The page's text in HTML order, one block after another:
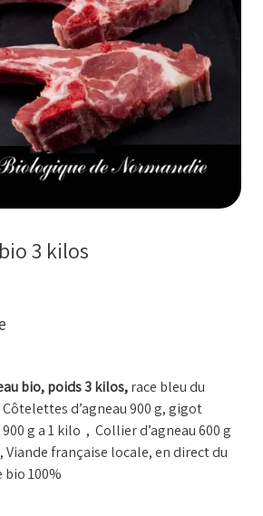
▼
BIO
et OS BIO
▼
à la maison
3 kilos
bio, poids 3 kilos,race bleu du
d’agneau 900 g, gigot
g a 1 kilo , Collier d’agneau 600 g
Viande française locale, en direct du
100%